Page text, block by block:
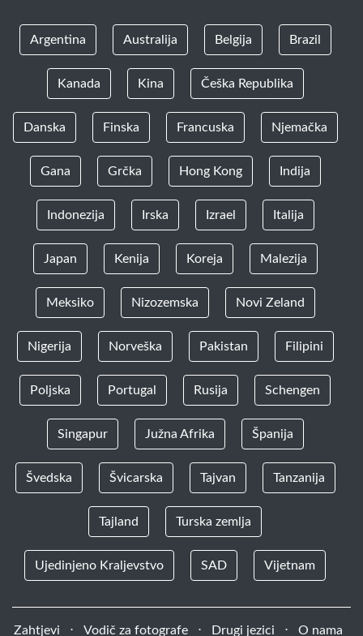
Argentina Australija Belgija Brazil
Kanada Kina Češka Republika
Danska Finska Francuska Njemačka
Gana Grčka Hong Kong Indija
Indonezija Irska Izrael Italija
Japan Kenija Koreja Malezija
Meksiko Nizozemska Novi Zeland
Nigerija Norveška Pakistan Filipini
Poljska Portugal Rusija Schengen
Singapur Južna Afrika Španija
Švedska Švicarska Tajvan Tanzanija
Tajland Turska zemlja
Ujedinjeno Kraljevstvo SAD Vijetnam
Zahtjevi ⋅ Vodič za fotografe ⋅ Drugi jezici ⋅ O nama